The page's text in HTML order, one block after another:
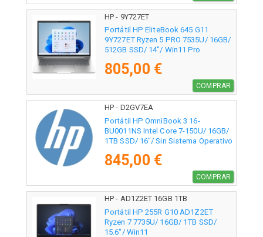
HP - 9Y727ET
Portátil HP EliteBook 645 G11
9Y727ET Ryzen 5 PRO 7535U/ 16GB/
512GB SSD/ 14"/ Win11 Pro
805,00 €
COMPRAR
HP - D2GV7EA
Portátil HP OmniBook 3 16-
BU0011NS Intel Core 7-150U/ 16GB/
1TB SSD/ 16"/ Sin Sistema Operativo
845,00 €
COMPRAR
HP - AD1Z2ET 16GB 1TB
Portátil HP 255R G10 AD1Z2ET
Ryzen 7 7735U/ 16GB/ 1TB SSD/
15.6"/ Win11